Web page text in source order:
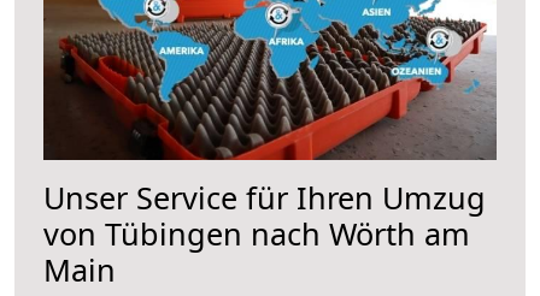
Unser Service für Ihren Umzug
von Tübingen nach Wörth am
Main